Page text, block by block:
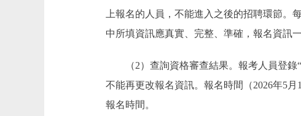
上報名的人員，不能進入之後的招聘環節
中所填資訊應真實、完整、準確，報名資訊
（2）查詢資格審查結果。報考人員登錄“
不能再更改報名資訊。報名時間（2026年5
報名時間。